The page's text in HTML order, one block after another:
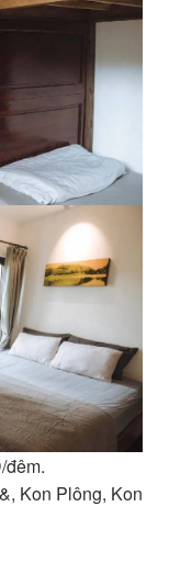
đêm.
Kon Plông, Kon